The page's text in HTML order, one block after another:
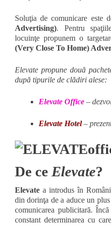
Soluţia de comunicare este
Advertising). Pentru
locuinţe propunem o
(Very Close To Home)
Elevate propune două
după tipurile de clădiri alese:
Elevate Office –
Elevate Hotel –
De ce Elevate?
Elevate a introdus în
din dorinţa de a aduce un
comunicarea publicitară.
constant determinarea cu